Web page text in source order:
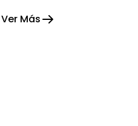
alegría su hogar.
Ver Más